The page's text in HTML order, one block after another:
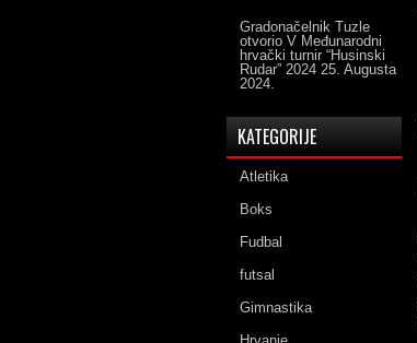
Gradonačelnik Tuzle
otvorio V Međunarodni
hrvački turnir “Husinski
Rudar” 2024 25. Augusta
2024.
KATEGORIJE
Atletika
Boks
Fudbal
futsal
Gimnastika